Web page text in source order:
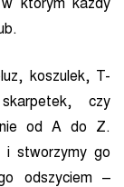
którym każdy
koszulek, T-
czy
od A do Z.
i stworzymy go
odszyciem –